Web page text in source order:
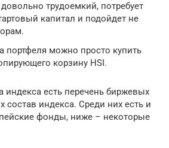
трудоемкий, потребует
капитал и подойдет не
портфеля можно просто купить
корзину HSI.
индекса есть перечень биржевых
индекса. Среди них есть и
фонды, ниже – некоторые